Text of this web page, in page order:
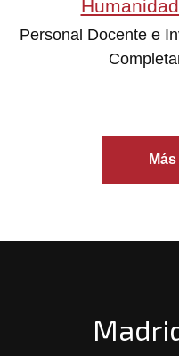
Personal Docente e